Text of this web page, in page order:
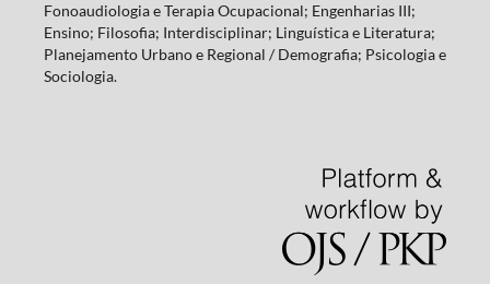
Fonoaudiologia e Terapia Ocupacional; Engenharias III;
Ensino; Filosofia; Interdisciplinar; Linguística e Literatura;
Planejamento Urbano e Regional / Demografia; Psicologia e
Sociologia.